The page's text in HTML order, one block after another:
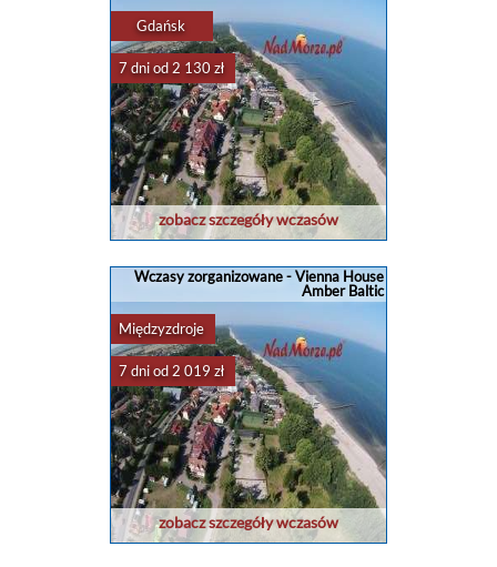
Gdańsk
7 dni od 2 130 zł
zobacz szczegóły wczasów
Wczasy zorganizowane - Vienna House
Amber Baltic
Międzyzdroje
7 dni od 2 019 zł
zobacz szczegóły wczasów